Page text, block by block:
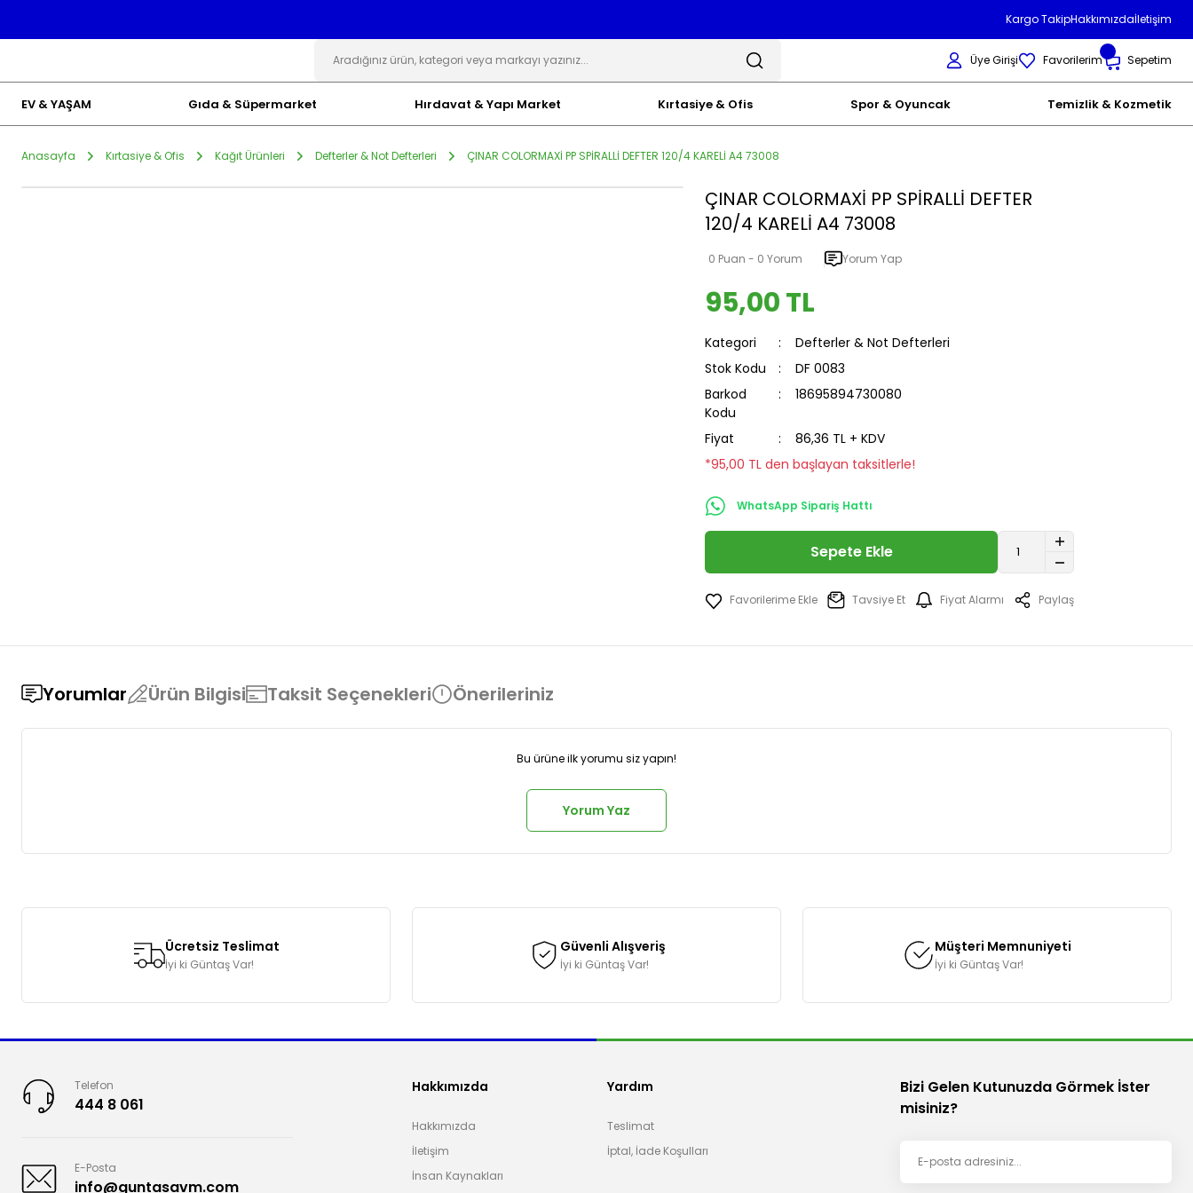
Kargo TakipHakkımızdaİletişim
Üye Girişi Favorilerim Sepetim
EV & YAŞAM Gıda & Süpermarket Hırdavat & Yapı Market Kırtasiye & Ofis Spor & Oyuncak Temizlik & Kozmetik
Anasayfa Kırtasiye & Ofis Kağıt Ürünleri Defterler & Not Defterleri ÇINAR COLORMAXİ PP SPİRALLİ DEFTER 120/4 KARELİ A4 73008
ÇINAR COLORMAXİ PP SPİRALLİ DEFTER
120/4 KARELİ A4 73008
0 Puan - 0 Yorum Yorum Yap
95,00 TL
Kategori
Defterler & Not Defterleri
Stok Kodu
DF 0083
Barkod
Kodu
18695894730080
Fiyat
86,36 TL + KDV
*95,00 TL den başlayan taksitlerle!
WhatsApp Sipariş Hattı
Sepete Ekle
Tavsiye Et Fiyat Alarmı Paylaş
Yorumlar Ürün Bilgisi Taksit Seçenekleri Önerileriniz
Bu ürüne ilk yorumu siz yapın!
Yorum Yaz
Ürün resmi kalitesiz, bozuk veya görüntülenemiyor.
Ürün açıklamasında eksik bilgiler bulunuyor.
Ürün bilgilerinde hatalar bulunuyor.
Ücretsiz Teslimat
İyi ki Güntaş Var!
Güvenli Alışveriş
İyi ki Güntaş Var!
Müşteri Memnuniyeti
İyi ki Güntaş Var!
Telefon
444 8 061
E-Posta
info@guntasavm.com
Hakkımızda
Hakkımızda
İletişim
İnsan Kaynakları
Yardım
Teslimat
İptal, İade Koşulları
Bizi Gelen Kutunuzda Görmek İster
misiniz?